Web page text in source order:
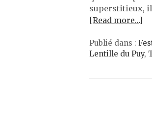
superstitieux, il
[Read more…]
Publié dans :
Lentille du Puy,